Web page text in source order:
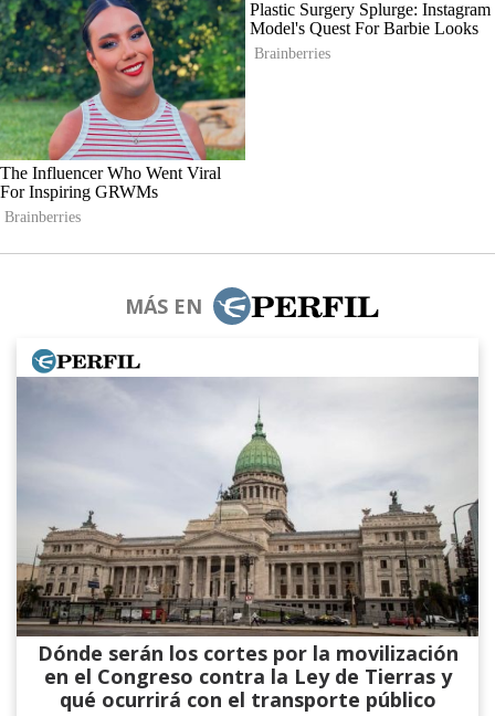
MÁS EN
Dónde serán los cortes por la movilización
en el Congreso contra la Ley de Tierras y
qué ocurrirá con el transporte público